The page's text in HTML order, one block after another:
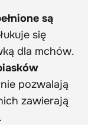
są
się
dla mchów.
pozwalają
zawierają